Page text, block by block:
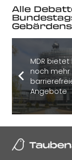
Alle
MDR bietet
noch mehr
Angebote